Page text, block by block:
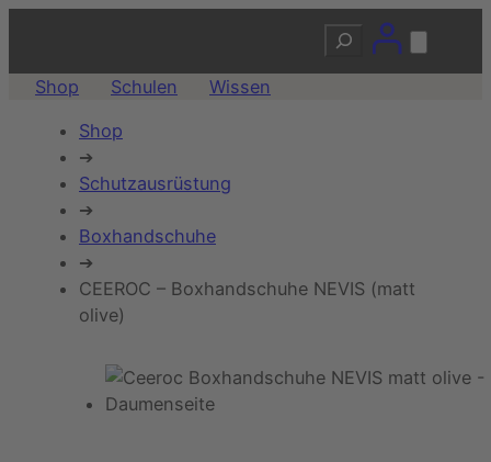
Suchen
Shop Schulen Wissen
Shop
➔
Schutzausrüstung
➔
Boxhandschuhe
➔
CEEROC – Boxhandschuhe NEVIS (matt
olive)